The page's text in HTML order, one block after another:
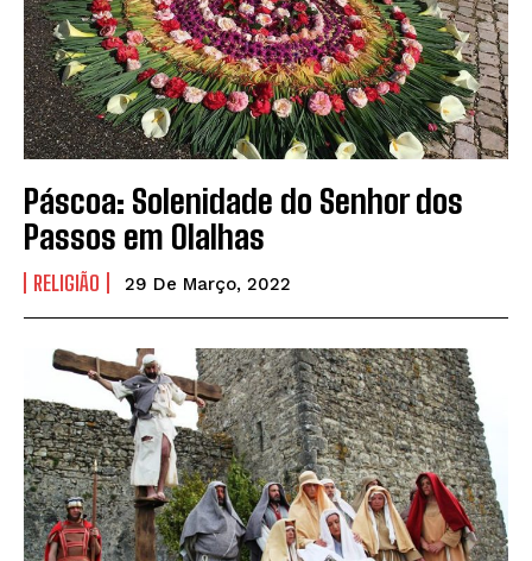
Páscoa: Solenidade do Senhor dos
Passos em Olalhas
RELIGIÃO 29 De Março, 2022